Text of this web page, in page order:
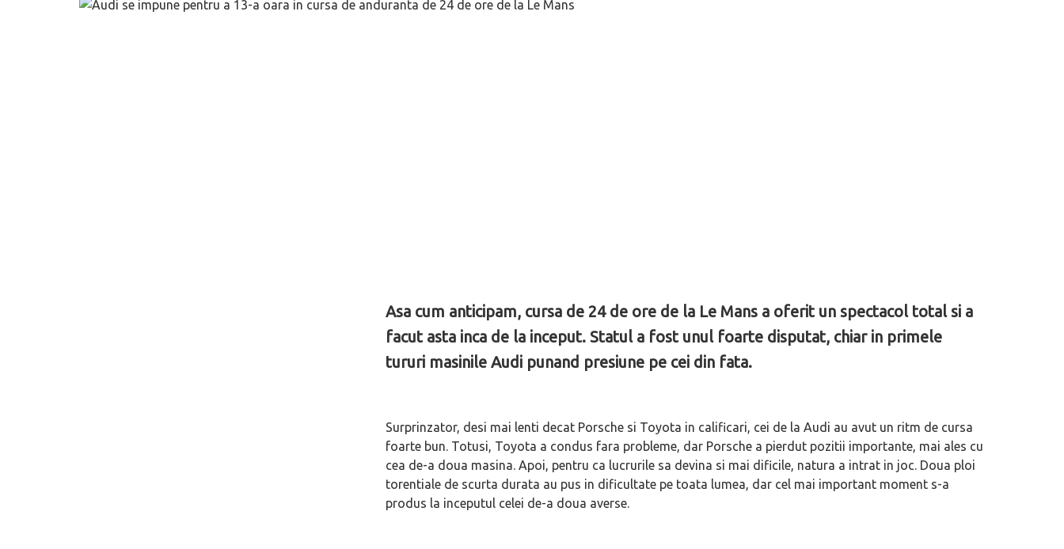
Asa cum anticipam, cursa de 24 de ore de la Le Mans a oferit un spectacol total si a
facut asta inca de la inceput. Statul a fost unul foarte disputat, chiar in primele
tururi masinile Audi punand presiune pe cei din fata.
Surprinzator, desi mai lenti decat Porsche si Toyota in calificari, cei de la Audi au avut un ritm de cursa
foarte bun. Totusi, Toyota a condus fara probleme, dar Porsche a pierdut pozitii importante, mai ales cu
cea de-a doua masina. Apoi, pentru ca lucrurile sa devina si mai dificile, natura a intrat in joc. Doua ploi
torentiale de scurta durata au pus in dificultate pe toata lumea, dar cel mai important moment s-a
produs la inceputul celei de-a doua averse.